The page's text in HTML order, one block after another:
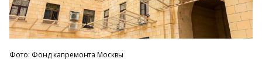
Фото: Фонд капремонта Москвы